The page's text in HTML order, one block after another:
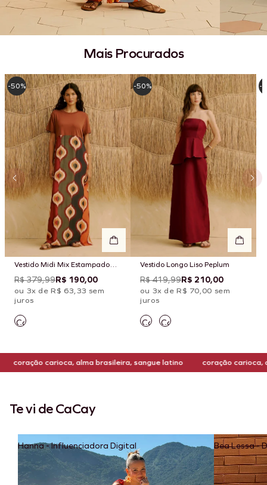
Mais Procurados
Vestido Midi Mix Estampado
Taquile
R$ 379,99R$ 190,00
ou 3x de R$ 63,33 sem
juros
-50%
Vestido Longo Liso Peplum
R$ 419,99R$ 210,00
ou 3x de R$ 70,00 sem
juros
-50% -
carioca, alma brasileira, sangue latino coração carioca, alma
Te vi de CaCay
Hanna - Influenciadora Digital Bea Lessa -